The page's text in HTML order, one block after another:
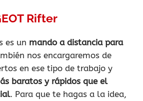
Rifter
es un mando a distancia para
nos encargaremos de
en ese tipo de trabajo y
baratos y rápidos que el
. Para que te hagas a la idea,